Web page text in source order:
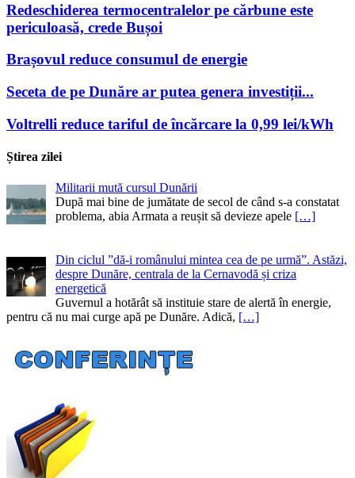
Redeschiderea termocentralelor pe cărbune este
periculoasă, crede Bușoi
Brașovul reduce consumul de energie
Seceta de pe Dunăre ar putea genera investiții...
Voltrelli reduce tariful de încărcare la 0,99 lei/kWh
Știrea zilei
Militarii mută cursul Dunării
După mai bine de jumătate de secol de când s-a constatat
problema, abia Armata a reușit să devieze apele […]
Din ciclul ”dă-i românului mintea cea de pe urmă”. Astăzi,
despre Dunăre, centrala de la Cernavodă și criza
energetică
Guvernul a hotărât să instituie stare de alertă în energie,
pentru că nu mai curge apă pe Dunăre. Adică, […]